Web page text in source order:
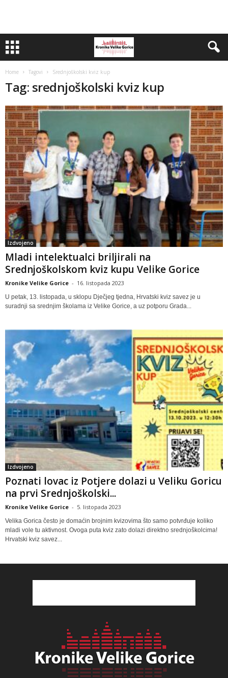
Home Tagovi Srednjoškolski kviz kup
Tag: srednjoškolski kviz kup
Izdvojeno
Mladi intelektualci briljirali na
Srednjoškolskom kviz kupu Velike Gorice
Kronike Velike Gorice - 16. listopada 2023
U petak, 13. listopada, u sklopu Dječjeg tjedna, Hrvatski kviz savez je u
suradnji sa srednjim školama iz Velike Gorice, a uz potporu Grada...
Izdvojeno
Poznati lovac iz Potjere dolazi u Veliku Goricu
na prvi Srednjoškolski...
Kronike Velike Gorice - 5. listopada 2023
Velika Gorica često je domaćin brojnim kvizovima što samo potvrđuje koliko
mladi vole tu aktivnost. Ovoga puta kviz zato dolazi direktno srednjoškolcima!
Hrvatski kviz savez...